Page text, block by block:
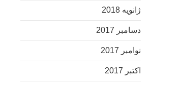
ژانویه 2018
دسامبر 2017
نوامبر 2017
اکتبر 2017